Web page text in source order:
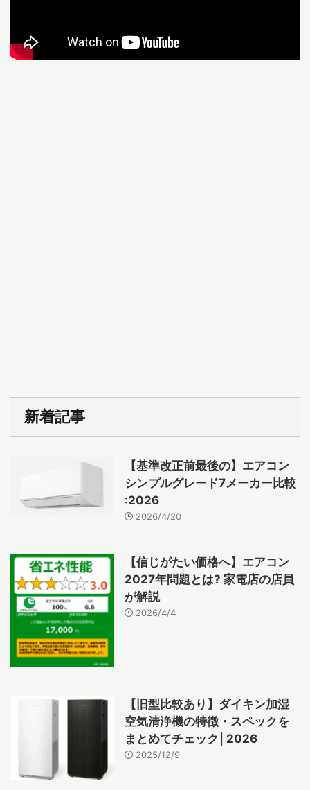
新着記事
【基準改正前最後の】エアコン
シンプルグレード7メーカー比較
:2026
2026/4/20
【信じがたい価格へ】エアコン
2027年問題とは? 家電店の店員
が解説
2026/4/4
【旧型比較あり】ダイキン加湿
空気清浄機の特徴・スペックを
まとめてチェック│2026
2025/12/9